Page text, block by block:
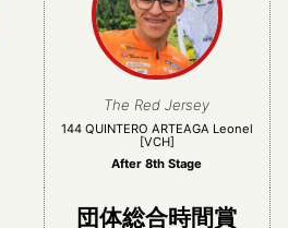
The Red Jersey
144 QUINTERO ARTEAGA Leonel
[VCH]
After 8th Stage
団体総合時間賞